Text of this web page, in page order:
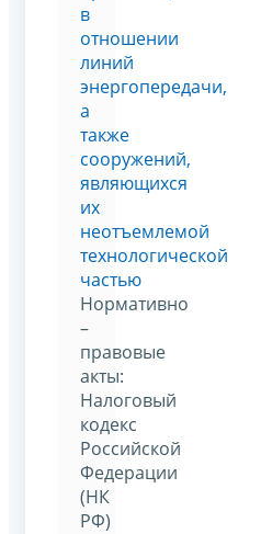
в
отношении
линий
энергопередачи,
а
также
сооружений,
являющихся
их
неотъемлемой
технологической
частью
Нормативно
–
правовые
акты:
Налоговый
кодекс
Российской
Федерации
(НК
РФ)